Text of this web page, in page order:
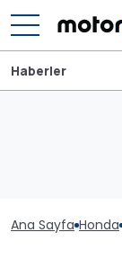
Haberler
Ana Sayfa Honda